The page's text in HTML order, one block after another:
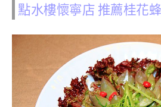
點水樓懷寧店 推薦桂花